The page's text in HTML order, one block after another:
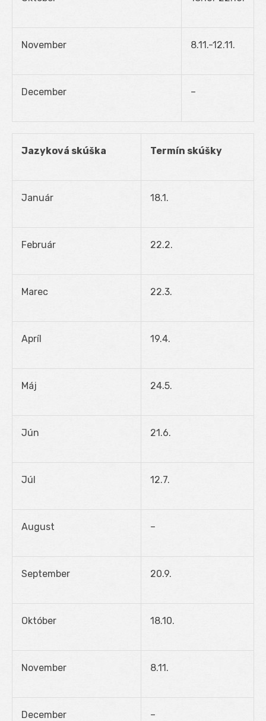
November 8.11.-12.11.
December –
Jazyková skúška Termín skúšky
Január 18.1.
Február 22.2.
Marec 22.3.
Apríl 19.4.
Máj 24.5.
Jún 21.6.
Júl 12.7.
August –
September 20.9.
Október 18.10.
November 8.11.
December –